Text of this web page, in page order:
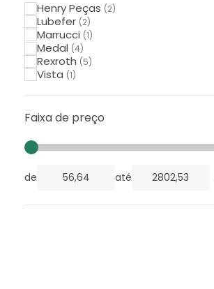
Henry Peças (2)
Lubefer (2)
Marrucci (1)
Medal (4)
Rexroth (5)
Vista (1)
Faixa de preço
de até